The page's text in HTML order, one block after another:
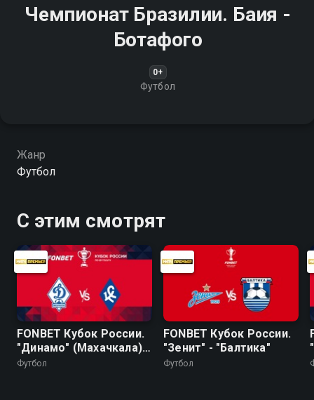
Чемпионат Бразилии. Баия -
Ботафого
0+
Футбол
Жанр
Футбол
С этим смотрят
FONBET Кубок России.
"Динамо" (Махачкала) -
"Крылья Советов"
Футбол
FONBET Кубок России.
"Зенит" - "Балтика"
Футбол